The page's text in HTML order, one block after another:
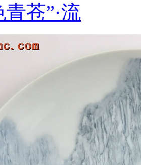
苍”·流